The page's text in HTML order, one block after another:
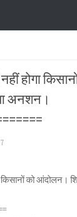
होगा
अनशन।
किसानों को आंदोलन।